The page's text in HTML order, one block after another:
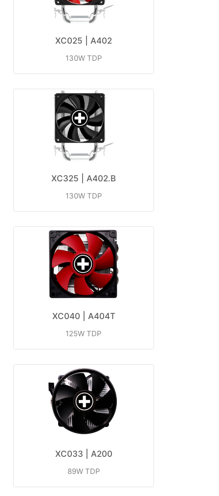
XC025 | A402
130W TDP
XC325 | A402.B
130W TDP
XC040 | A404T
ㅤㅤㅤㅤㅤㅤㅤㅤㅤ125W TDP
XC033 | A200
89W TDP